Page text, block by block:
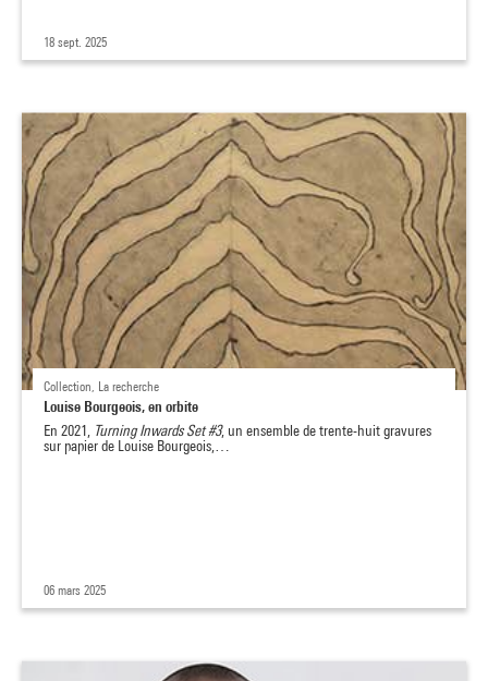
18 sept. 2025
Collection, La recherche
Louise Bourgeois, en orbite
En 2021, Turning Inwards Set #3, un ensemble de trente-huit gravures
sur papier de Louise Bourgeois,…
06 mars 2025